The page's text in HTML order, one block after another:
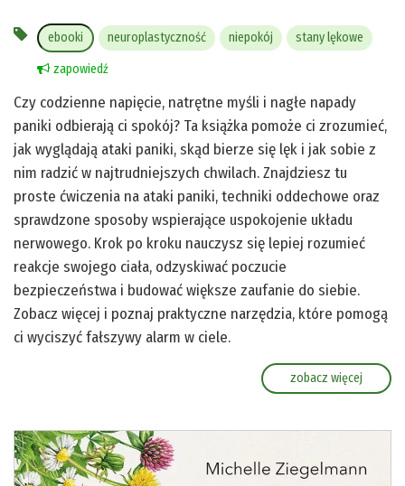
ebooki neuroplastyczność niepokój stany lękowe
zapowiedź
Czy codzienne napięcie, natrętne myśli i nagłe napady
paniki odbierają ci spokój? Ta książka pomoże ci zrozumieć,
jak wyglądają ataki paniki, skąd bierze się lęk i jak sobie z
nim radzić w najtrudniejszych chwilach. Znajdziesz tu
proste ćwiczenia na ataki paniki, techniki oddechowe oraz
sprawdzone sposoby wspierające uspokojenie układu
nerwowego. Krok po kroku nauczysz się lepiej rozumieć
reakcje swojego ciała, odzyskiwać poczucie
bezpieczeństwa i budować większe zaufanie do siebie.
Zobacz więcej i poznaj praktyczne narzędzia, które pomogą
ci wyciszyć fałszywy alarm w ciele.
zobacz więcej